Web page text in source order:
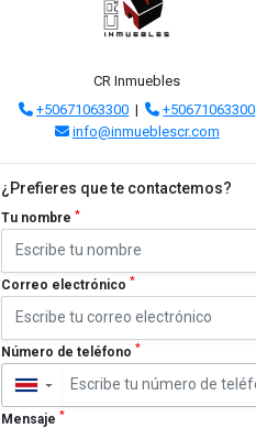
CR Inmuebles
+50671063300 |
+50671063300
info@inmueblescr.com
¿Prefieres que te contactemos?
Tu nombre *
Correo electrónico *
Número de teléfono *
▼
Mensaje *